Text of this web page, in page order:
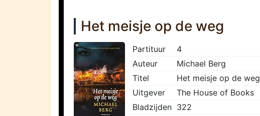
Het meisje op de weg
Partituur
4
Auteur
Michael Berg
Titel
Het meisje op de weg
Uitgever
The House of Books
Bladzijden 322